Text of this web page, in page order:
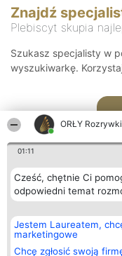
ORŁY Rozrywki
01:11
Cześć, chętnie Ci
odpowiedni temat
Jestem Laureatem,
marketingowe
Chcę zgłosić swoją
Znajdź
Plebiscyt skupia
Szukasz specjalisty w
wyszukiwarkę.
Organizator plebiscytu
Bright Side Solutions sp. z o.
o. sp. k.
ul. Ruska 22